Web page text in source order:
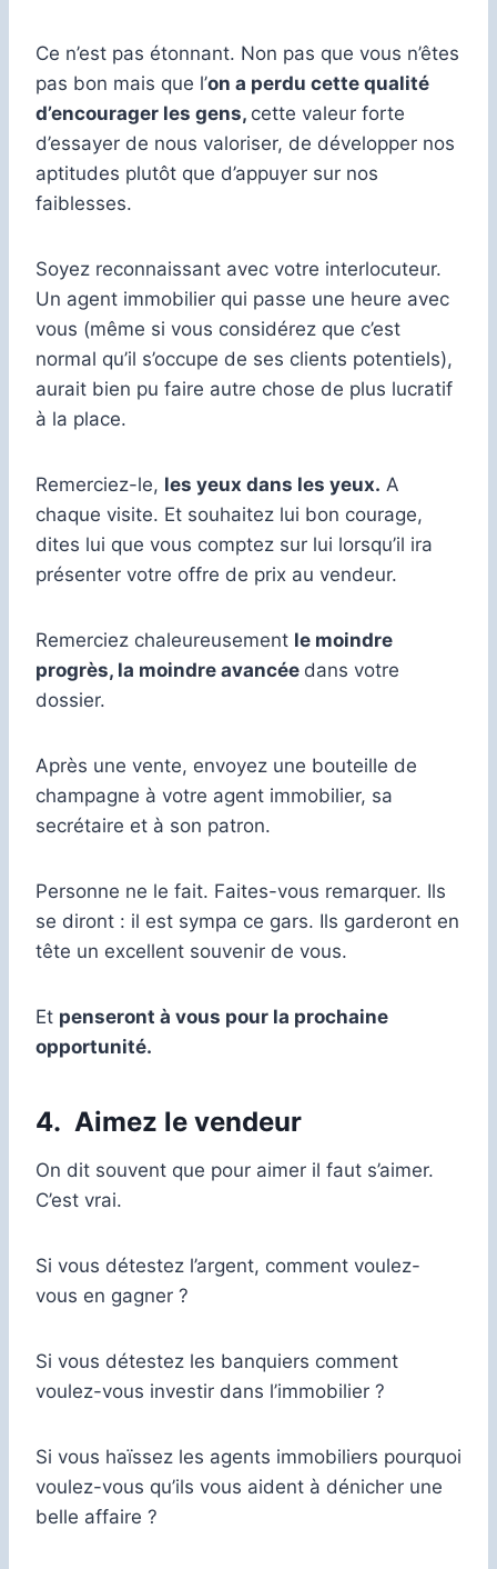
Ce n’est pas étonnant. Non pas que vous n’êtes
pas bon mais que l’on a perdu cette qualité
d’encourager les gens, cette valeur forte
d’essayer de nous valoriser, de développer nos
aptitudes plutôt que d’appuyer sur nos
faiblesses.
Soyez reconnaissant avec votre interlocuteur.
Un agent immobilier qui passe une heure avec
vous (même si vous considérez que c’est
normal qu’il s’occupe de ses clients potentiels),
aurait bien pu faire autre chose de plus lucratif
à la place.
Remerciez-le, les yeux dans les yeux. A
chaque visite. Et souhaitez lui bon courage,
dites lui que vous comptez sur lui lorsqu’il ira
présenter votre offre de prix au vendeur.
Remerciez chaleureusement le moindre
progrès, la moindre avancée dans votre
dossier.
Après une vente, envoyez une bouteille de
champagne à votre agent immobilier, sa
secrétaire et à son patron.
Personne ne le fait. Faites-vous remarquer. Ils
se diront : il est sympa ce gars. Ils garderont en
tête un excellent souvenir de vous.
Et penseront à vous pour la prochaine
opportunité.
4. Aimez le vendeur
On dit souvent que pour aimer il faut s’aimer.
C’est vrai.
Si vous détestez l’argent, comment voulez-
vous en gagner ?
Si vous détestez les banquiers comment
voulez-vous investir dans l’immobilier ?
Si vous haïssez les agents immobiliers pourquoi
voulez-vous qu’ils vous aident à dénicher une
belle affaire ?